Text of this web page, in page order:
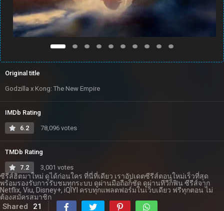
Original title
Godzilla x Kong: The New Empire
IMDb Rating
6.2 78,096 votes
TMDb Rating
7.2 3,001 votes
ซีรีส์ฮิตมาใหม่ ดูได้ก่อนใคร ที่นี่ที่เดียว เราอัปเดตซีรีส์ตอนใหม่เร็วที่สุด
พร้อมรองรับการรับชมทุกระบบ ดูผ่านมือถือก็ชัด ดูผ่านทีวีก็ฟิน ซีรีส์จาก
Netflix, Viu, Disney+, iQIYI ครบทุกแพลตฟอร์มในเว็บเดียว ฟรีทุกตอน ไม่
ต้องสมัครสมาชิก
Shared 21